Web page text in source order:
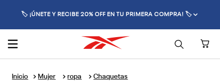
🚚 ENVÍO GRATIS POR COMPRAS SUPERIORES A $300.000 🚚
Mujer ropa Chaquetas